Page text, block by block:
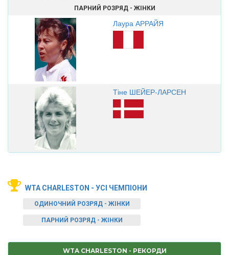
ПАРНИЙ РОЗРЯД - ЖІНКИ
Лаура АРРАЙЯ
Тіне ШЕЙЕР-ЛАРСЕН
WTA CHARLESTON - УСІ ЧЕМПІОНИ
ОДИНОЧНИЙ РОЗРЯД - ЖІНКИ
ПАРНИЙ РОЗРЯД - ЖІНКИ
WTA CHARLESTON - РЕКОРДИ